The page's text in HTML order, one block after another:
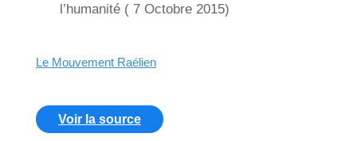
l’humanité ( 7 Octobre 2015)
Le Mouvement Raélien
Voir la source